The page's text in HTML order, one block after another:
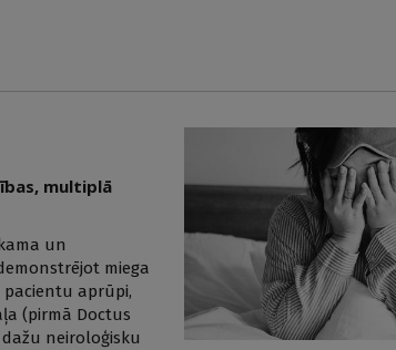
multiplā
un
miega
aprūpi,
(pirmā Doctus
neiroloģisku